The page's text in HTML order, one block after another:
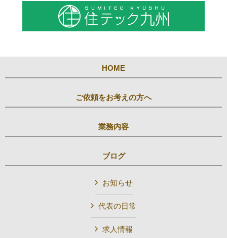
HOME
ご依頼をお考えの方へ
業務内容
ブログ
お知らせ
代表の日常
求人情報